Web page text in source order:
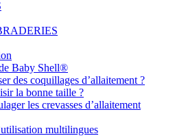
Baby Shell®
des coquillages d’allaitement ?
la bonne taille ?
les crevasses d’allaitement
multilingues